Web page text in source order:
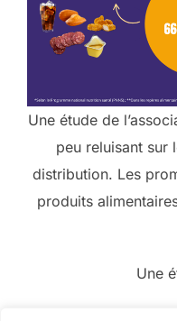
Une étude de
peu reluisant sur
distribution. Les
produits
Une